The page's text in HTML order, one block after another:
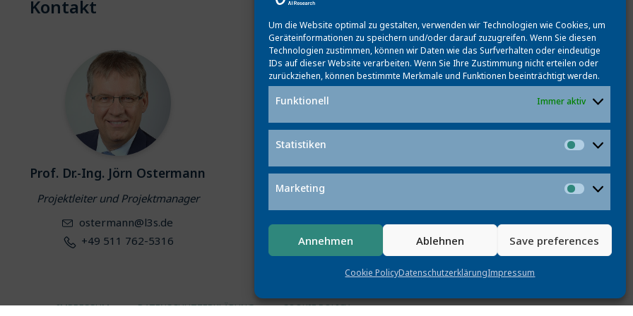
Um die Website optimal zu gestalten, verwenden wir Technologien wie Cookies, um
Geräteinformationen zu speichern und/oder darauf zuzugreifen. Wenn Sie diesen
Technologien zustimmen, können wir Daten wie das Surfverhalten oder eindeutige
IDs auf dieser Website verarbeiten. Wenn Sie Ihre Zustimmung nicht erteilen oder
zurückziehen, können bestimmte Merkmale und Funktionen beeinträchtigt werden.
Funktionell Immer aktiv
Statistiken
Marketing
Annehmen Ablehnen Save preferences
Cookie PolicyDatenschutzerklärungImpressum
Kontakt
Prof. Dr.-Ing. Jörn Ostermann
Projektleiter und Projektmanager
ostermann@l3s.de
+49 511 762-5316
IMPRESSUM DATENSCHUTZERKLÄRUNG COOKIE POLICY